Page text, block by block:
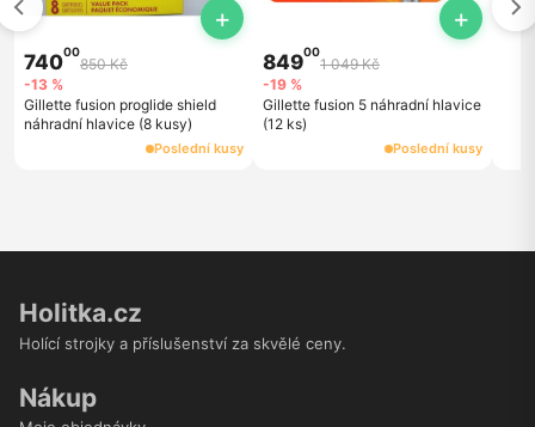
+
74000
850 Kč
-13 %
Gillette fusion proglide shield
náhradní hlavice (8 kusy)
Poslední kusy
+
84900
1 049 Kč
-19 %
Gillette fusion 5 náhradní hlavice
(12 ks)
Poslední kusy
Holitka.cz
Holící strojky a příslušenství za skvělé ceny.
Nákup